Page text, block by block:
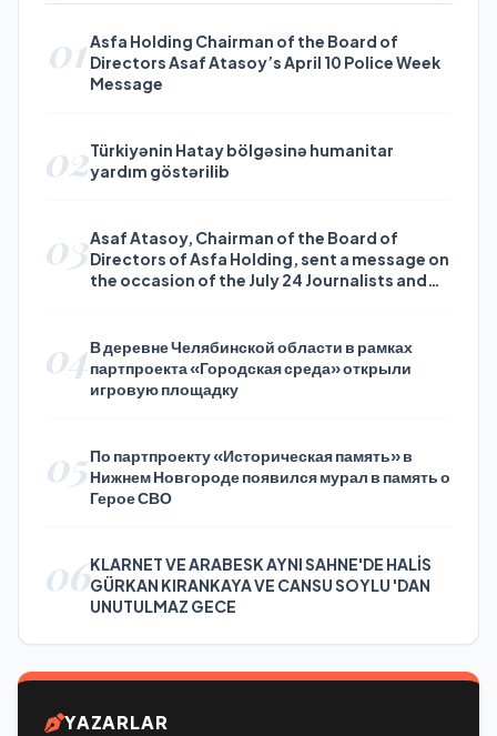
01Asfa Holding Chairman of the Board of
Directors Asaf Atasoy’s April 10 Police Week
Message
02Türkiyənin Hatay bölgəsinə humanitar
yardım göstərilib
03Asaf Atasoy, Chairman of the Board of
Directors of Asfa Holding, sent a message on
the occasion of the July 24 Journalists and
04В деревне Челябинской области в рамках
партпроекта «Городская среда» открыли
игровую площадку
05По партпроекту «Историческая память» в
Нижнем Новгороде появился мурал в память о
Герое СВО
06KLARNET VE ARABESK AYNI SAHNE'DE HALİS
GÜRKAN KIRANKAYA VE CANSU SOYLU 'DAN
UNUTULMAZ GECE
YAZARLAR